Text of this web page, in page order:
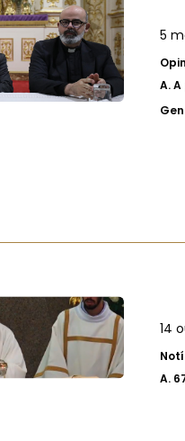
5
A.A
14
A.